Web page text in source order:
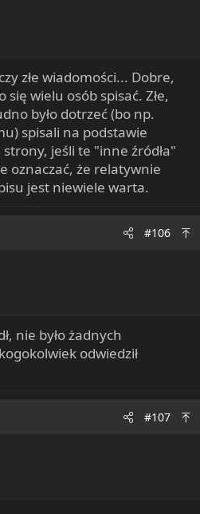
złe wiadomości... Dobre,
wielu osób spisać. Złe,
było dotrzeć (bo np.
spisali na podstawie
jeśli te "inne źródła"
oznaczać, że relatywnie
jest niewiele warta.
#106
nie było żadnych
odwiedził
#107